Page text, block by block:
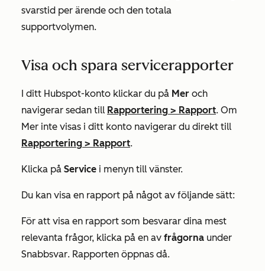
svarstid per ärende och den totala
supportvolymen.
Visa och spara servicerapporter
I ditt Hubspot-konto klickar du på Mer och
navigerar sedan till Rapportering > Rapport. Om
Mer inte visas i ditt konto navigerar du direkt till
Rapportering > Rapport.
Klicka på Service i menyn till vänster.
Du kan visa en rapport på något av följande sätt:
För att visa en rapport som besvarar dina mest
relevanta frågor, klicka på en av frågorna under
Snabbsvar. Rapporten öppnas då.